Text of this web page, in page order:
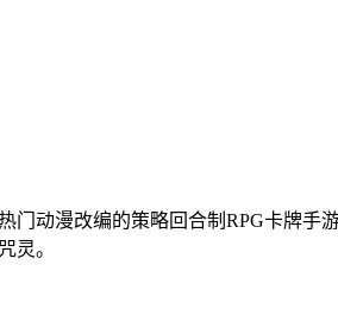
门动漫改编的策略回合制RPG卡牌
灵。